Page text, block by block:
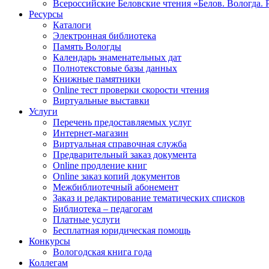
Всероссийские Беловские чтения «Белов. Вологда.
Ресурсы
Каталоги
Электронная библиотека
Память Вологды
Календарь знаменательных дат
Полнотекстовые базы данных
Книжные памятники
Online тест проверки скорости чтения
Виртуальные выставки
Услуги
Перечень предоставляемых услуг
Интернет-магазин
Виртуальная справочная служба
Предварительный заказ документа
Online продление книг
Online заказ копий документов
Межбиблиотечный абонемент
Заказ и редактирование тематических списков
Библиотека – педагогам
Платные услуги
Бесплатная юридическая помощь
Конкурсы
Вологодская книга года
Коллегам